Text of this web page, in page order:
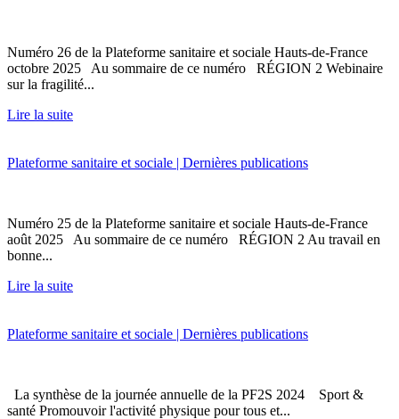
Numéro 26 de la Plateforme sanitaire et sociale Hauts-de-France
octobre 2025 Au sommaire de ce numéro RÉGION 2 Webinaire
sur la fragilité...
Lire la suite
Plateforme sanitaire et sociale | Dernières publications
Numéro 25 de la Plateforme sanitaire et sociale Hauts-de-France
août 2025 Au sommaire de ce numéro RÉGION 2 Au travail en
bonne...
Lire la suite
Plateforme sanitaire et sociale | Dernières publications
La synthèse de la journée annuelle de la PF2S 2024 Sport &
santé Promouvoir l'activité physique pour tous et...